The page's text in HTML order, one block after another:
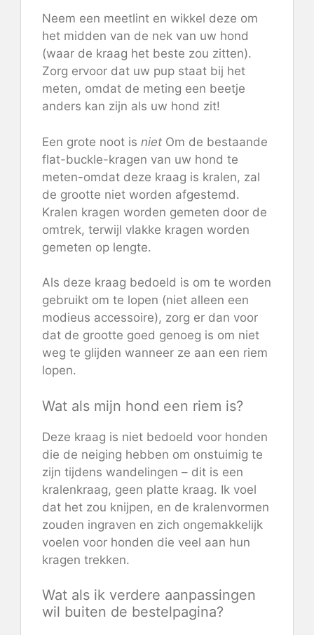
Neem een ​​meetlint en wikkel deze om
het midden van de nek van uw hond
(waar de kraag het beste zou zitten).
Zorg ervoor dat uw pup staat bij het
meten, omdat de meting een beetje
anders kan zijn als uw hond zit!
Een grote noot is niet Om de bestaande
flat-buckle-kragen van uw hond te
meten-omdat deze kraag is kralen, zal
de grootte niet worden afgestemd.
Kralen kragen worden gemeten door de
omtrek, terwijl vlakke kragen worden
gemeten op lengte.
Als deze kraag bedoeld is om te worden
gebruikt om te lopen (niet alleen een
modieus accessoire), zorg er dan voor
dat de grootte goed genoeg is om niet
weg te glijden wanneer ze aan een riem
lopen.
Wat als mijn hond een riem is?
Deze kraag is niet bedoeld voor honden
die de neiging hebben om onstuimig te
zijn tijdens wandelingen – dit is een
kralenkraag, geen platte kraag. Ik voel
dat het zou knijpen, en de kralenvormen
zouden ingraven en zich ongemakkelijk
voelen voor honden die veel aan hun
kragen trekken.
Wat als ik verdere aanpassingen
wil buiten de bestelpagina?